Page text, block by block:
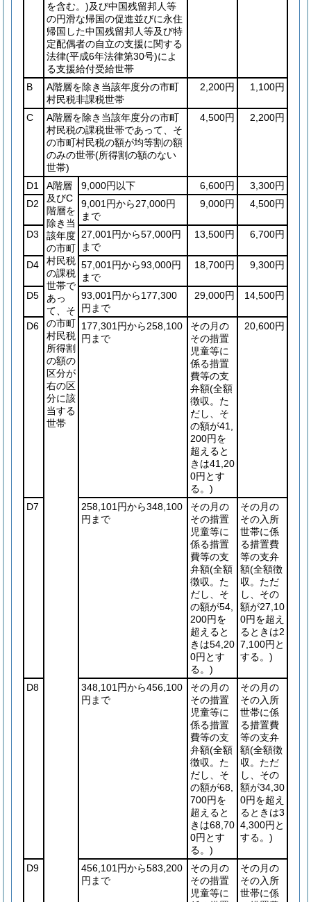
を含む。)及び中国残留邦人等
の円滑な帰国の促進並びに永住
帰国した中国残留邦人等及び特
定配偶者の自立の支援に関する
法律(平成6年法律第30号)によ
る支援給付受給世帯
B
A階層を除き当該年度分の市町
村民税非課税世帯
2,200円 1,100円
C
A階層を除き当該年度分の市町
村民税の課税世帯であって、そ
の市町村民税の額が均等割の額
のみの世帯(所得割の額のない
世帯)
4,500円 2,200円
D1
A階層
及びC
階層を
除き当
該年度
の市町
村民税
の課税
世帯で
あっ
て、そ
の市町
村民税
所得割
の額の
区分が
右の区
分に該
当する
世帯
9,000円以下 6,600円
3,300円
D2
9,001円から27,000円
まで
9,000円 4,500円
D3
27,001円から57,000円
まで
13,500円 6,700円
D4
57,001円から93,000円
まで
18,700円 9,300円
D5
93,001円から177,300
円まで
29,000円 14,500円
D6
177,301円から258,100
円まで
その月の
その措置
児童等に
係る措置
費等の支
弁額(全額
徴収。た
だし、そ
の額が41,
200円を
超えると
きは41,20
0円とす
る。)
20,600円
D7
258,101円から348,100
円まで
その月の
その措置
児童等に
係る措置
費等の支
弁額(全額
徴収。た
だし、そ
の額が54,
200円を
超えると
きは54,20
0円とす
る。)
その月の
その入所
世帯に係
る措置費
等の支弁
額(全額徴
収。ただ
し、その
額が27,10
0円を超え
るときは2
7,100円と
する。)
D8
348,101円から456,100
円まで
その月の
その措置
児童等に
係る措置
費等の支
弁額(全額
徴収。た
だし、そ
の額が68,
700円を
超えると
きは68,70
0円とす
る。)
その月の
その入所
世帯に係
る措置費
等の支弁
額(全額徴
収。ただ
し、その
額が34,30
0円を超え
るときは3
4,300円と
する。)
D9
456,101円から583,200
円まで
その月の
その措置
児童等に
その月の
その入所
世帯に係